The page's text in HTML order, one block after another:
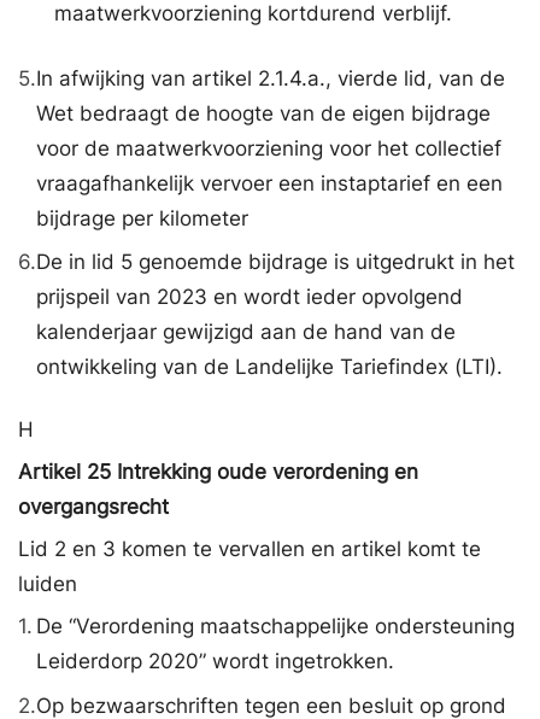
maatwerkvoorziening kortdurend verblijf.
5.In afwijking van artikel 2.1.4.a., vierde lid, van de
Wet bedraagt de hoogte van de eigen bijdrage
voor de maatwerkvoorziening voor het collectief
vraagafhankelijk vervoer een instaptarief en een
bijdrage per kilometer
6.De in lid 5 genoemde bijdrage is uitgedrukt in het
prijspeil van 2023 en wordt ieder opvolgend
kalenderjaar gewijzigd aan de hand van de
ontwikkeling van de Landelijke Tariefindex (LTI).
H
Artikel 25 Intrekking oude verordening en
overgangsrecht
Lid 2 en 3 komen te vervallen en artikel komt te
luiden
1. De “Verordening maatschappelijke ondersteuning
Leiderdorp 2020” wordt ingetrokken.
2.Op bezwaarschriften tegen een besluit op grond